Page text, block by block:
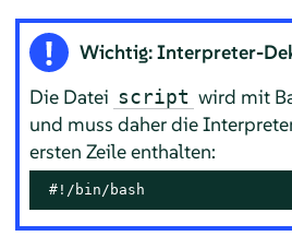
Wichtig: Interpreter-
Die Datei script wird mit
und muss daher die
ersten Zeile enthalten:
#!/bin/bash